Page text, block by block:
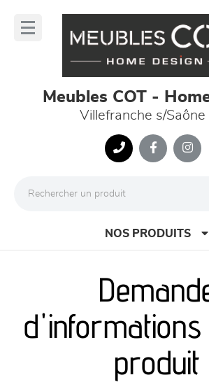
Meubles COT -
Villefranche s/Saône
NOS PRODUITS
canapés et fauteuils
séjours
meubles de complémentproduit